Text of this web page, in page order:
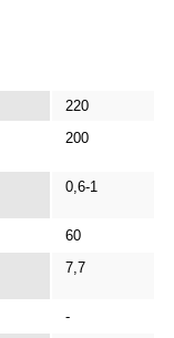
220
200
0,6-1
60
7,7
-